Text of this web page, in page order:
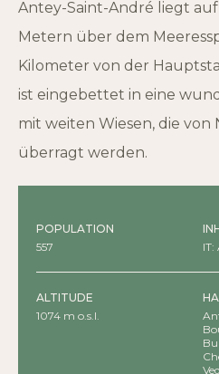
Antey-Saint-André liegt auf
Metern über dem
Kilometer von der
ist eingebettet in eine
mit weiten Wiesen, die von
überragt werden.
POPULATION
557
IT:
ALTITUDE
1074 m o.s.l.